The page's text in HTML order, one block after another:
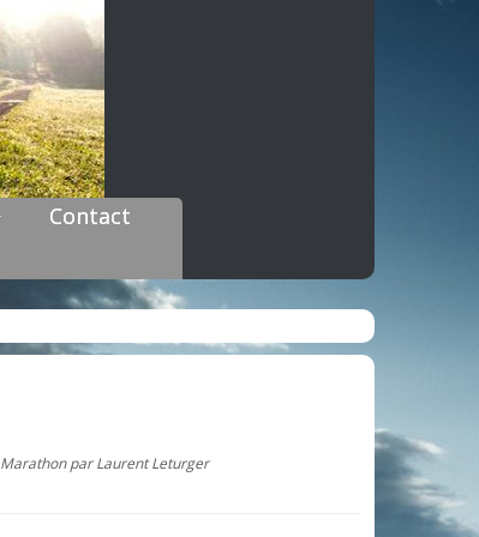
Contact
MarathonparLaurent Leturger